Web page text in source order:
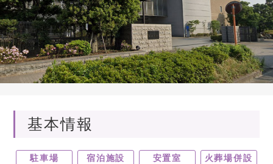
基本情報
駐車場 宿泊施設 安置室 火葬場併設